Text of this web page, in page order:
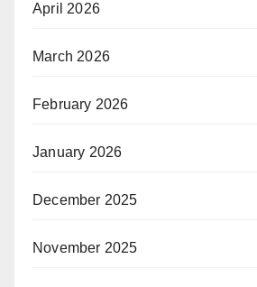
April 2026
March 2026
February 2026
January 2026
December 2025
November 2025